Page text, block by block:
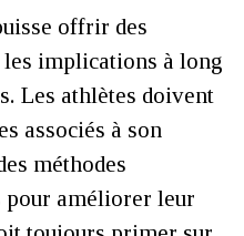
offrir des
les implications à long
Les athlètes doivent
associés à son
méthodes
pour améliorer leur